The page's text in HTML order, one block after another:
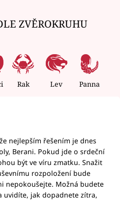
ZVĚROKRUHU
Rak Lev Panna
nejlepším řešením je dnes
Berani. Pokud jde o srdeční
být ve víru zmatku. Snažit
rozpoložení bude
nepokoušejte. Možná budete
uvidíte, jak dopadnete zítra,